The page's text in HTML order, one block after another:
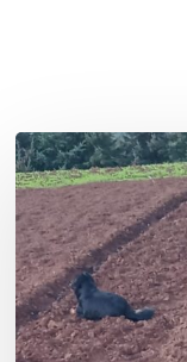
«La
privatización
de
las
semillas
constituye